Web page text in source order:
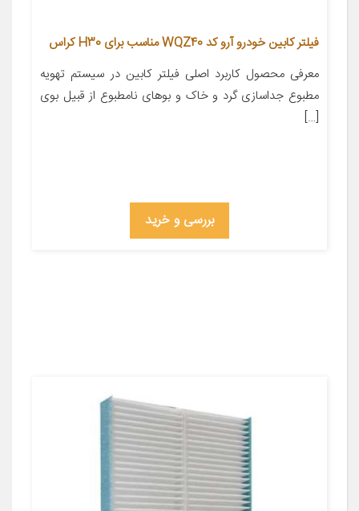
فیلتر کابین خودرو آرو کد WQZ40 مناسب برای H30 کراس
معرفی محصول کاربرد اصلی فیلتر کابین در سیستم تهویه
مطبوع جداسازی گرد و خاک و بوهای نامطبوع از قبیل بوی
[…]
بررسی و خرید